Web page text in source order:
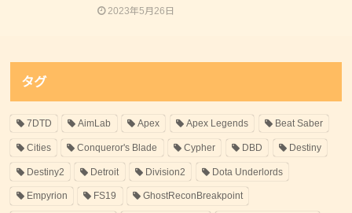
2023年5月26日
タグ
7DTD AimLab Apex Apex Legends Beat Saber
Cities Conqueror's Blade Cypher DBD Destiny
Destiny2 Detroit Division2 Dota Underlords
Empyrion FS19 GhostReconBreakpoint